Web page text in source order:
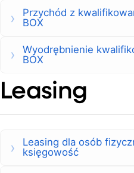
Przychód z
BOX
Wyodrębnienie
BOX
Leasing
Leasing dla osób
księgowość